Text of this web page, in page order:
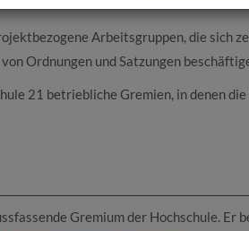
Arbeitsgruppen, die sich
Ordnungen und Satzungen
21 betriebliche Gremien, in denen
Gremium der Hochschule. Er